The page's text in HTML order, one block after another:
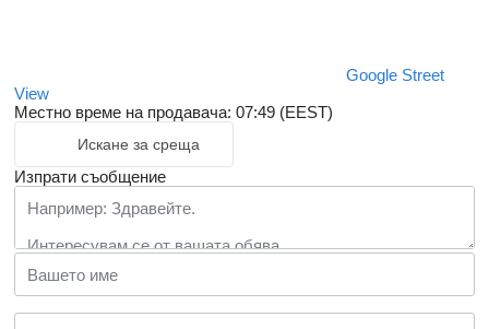
Google Street
View
Местно време на продавача: 07:49 (EEST)
Искане за среща
Изпрати съобщение